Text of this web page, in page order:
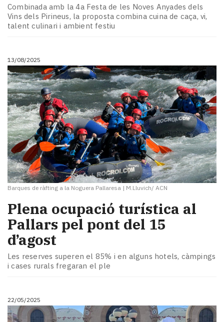
Combinada amb la 4a Festa de les Noves Anyades dels
Vins dels Pirineus, la proposta combina cuina de caça, vi,
talent culinari i ambient festiu
13/08/2025
Barques de ràfting a la Noguera Pallaresa | M.Lluvich/ ACN
Plena ocupació turística al
Pallars pel pont del 15
d’agost
Les reserves superen el 85% i en alguns hotels, càmpings
i cases rurals fregaran el ple
22/05/2025